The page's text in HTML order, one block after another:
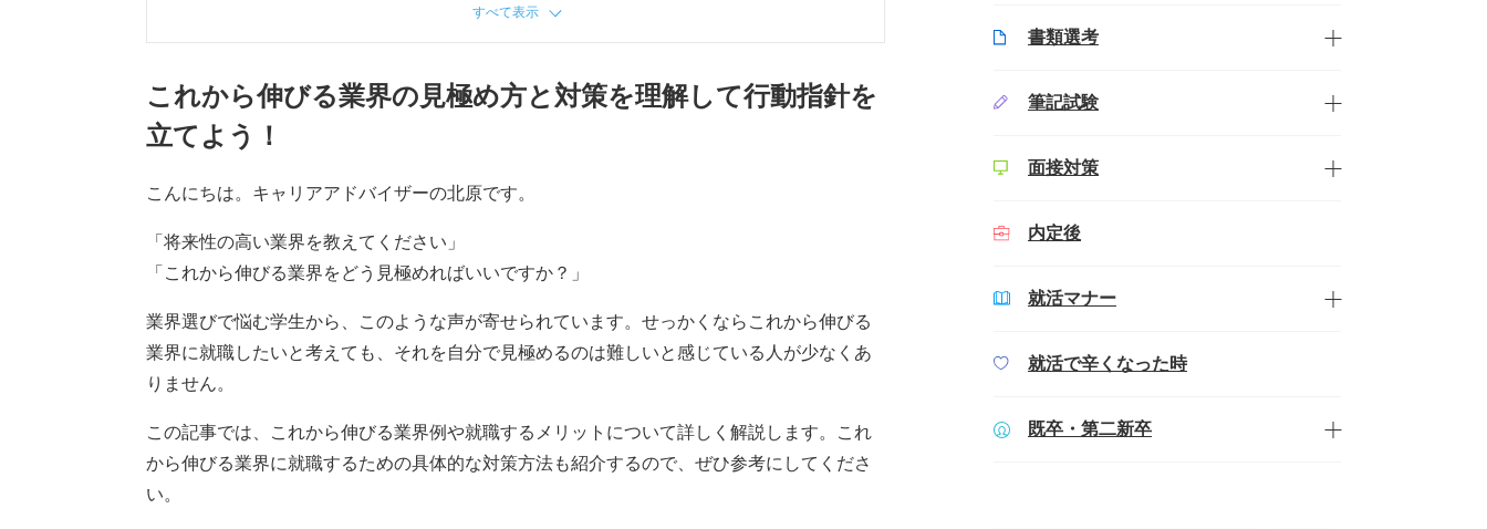
すべて表示
これから伸びる業界の見極め方と対策を理解して行動指針を
立てよう！
こんにちは。キャリアアドバイザーの北原です。
「将来性の高い業界を教えてください」
「これから伸びる業界をどう見極めればいいですか？」
業界選びで悩む学生から、このような声が寄せられています。せっかくならこれから伸びる
業界に就職したいと考えても、それを自分で見極めるのは難しいと感じている人が少なくあ
りません。
この記事では、これから伸びる業界例や就職するメリットについて詳しく解説します。これ
から伸びる業界に就職するための具体的な対策方法も紹介するので、ぜひ参考にしてくださ
い。
書類選考
筆記試験
面接対策
内定後
就活マナー
就活で辛くなった時
既卒・第二新卒